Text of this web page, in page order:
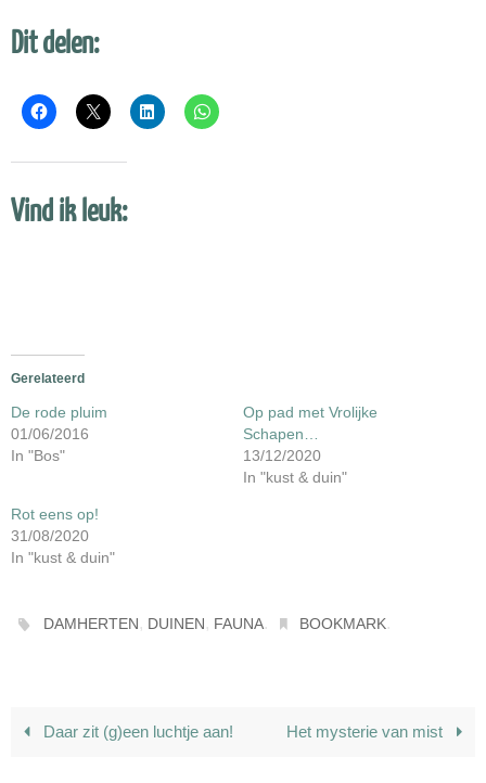
Dit delen:
Vind ik leuk:
Gerelateerd
De rode pluim
01/06/2016
In "Bos"
Op pad met Vrolijke
Schapen…
13/12/2020
In "kust & duin"
Rot eens op!
31/08/2020
In "kust & duin"
DAMHERTEN, DUINEN, FAUNA. BOOKMARK.
Daar zit (g)een luchtje aan! Het mysterie van mist